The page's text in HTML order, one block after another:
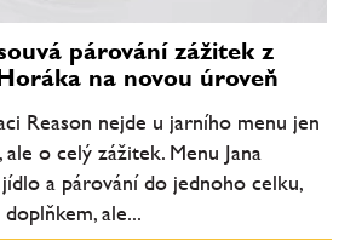
párování zážitek z
na novou úroveň
Reason nejde u jarního menu jen
o celý zážitek. Menu Jana
a párování do jednoho celku,
ale...